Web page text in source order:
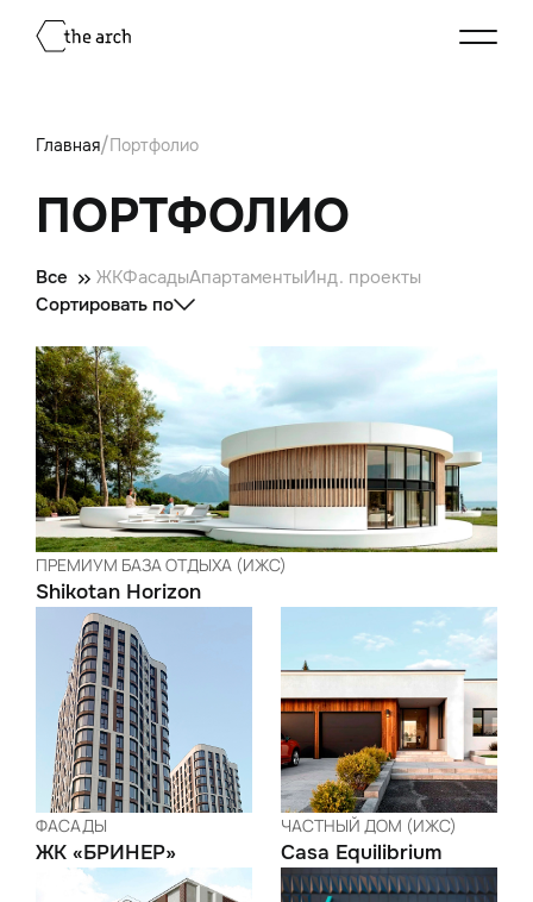
Главная/Портфолио
ПОРТФОЛИО
Все ЖКФасадыАпартаментыИнд. проекты
Сортировать по
ПРЕМИУМ БАЗА ОТДЫХА (ИЖС)
Shikotan Horizon
ФАСАДЫ
ЖК «БРИНЕР»
ЧАСТНЫЙ ДОМ (ИЖС)
Casa Equilibrium